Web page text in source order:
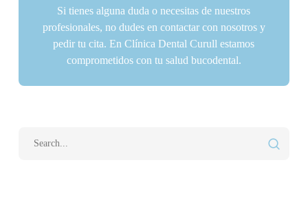
Si tienes alguna duda o necesitas de nuestros
profesionales, no dudes en contactar con nosotros y
pedir tu cita. En Clínica Dental Curull estamos
comprometidos con tu salud bucodental.